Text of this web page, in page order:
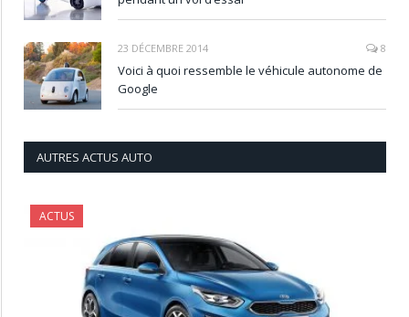
23 DÉCEMBRE 2014 8
Voici à quoi ressemble le véhicule autonome de
Google
AUTRES ACTUS AUTO
ACTUS